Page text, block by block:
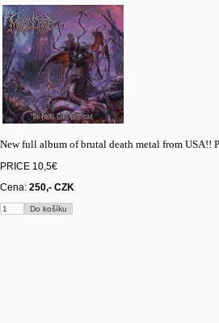
New full album of brutal death metal from
PRICE 10,5€
Cena: 250,- CZK